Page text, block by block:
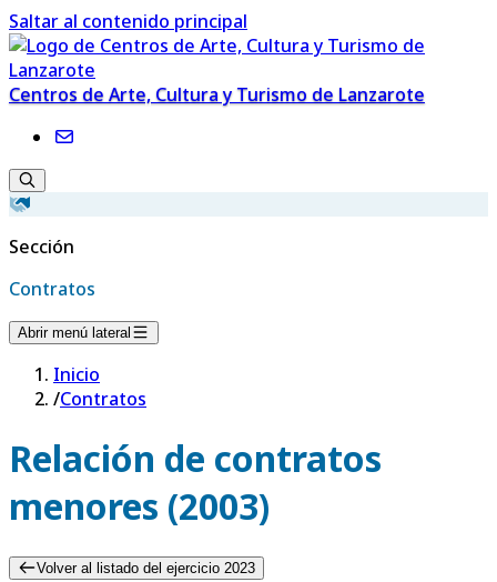
Saltar al contenido principal
Centros de Arte, Cultura y Turismo de Lanzarote
Sección
Contratos
Abrir menú lateral
Inicio
/Contratos
Relación de contratos
menores (2003)
Volver al listado del ejercicio 2023